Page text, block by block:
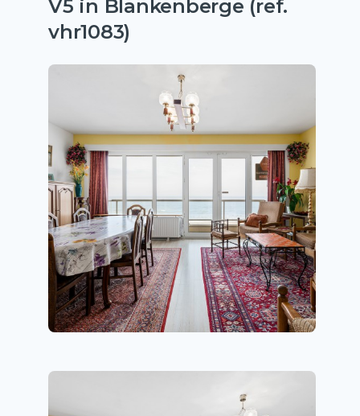
V5 in Blankenberge (ref.
vhr1083)